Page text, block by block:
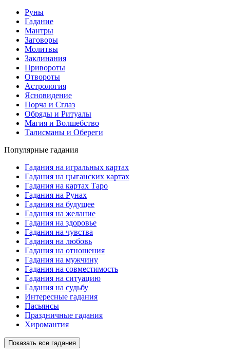
Руны
Гадание
Мантры
Заговоры
Молитвы
Заклинания
Привороты
Отвороты
Астрология
Ясновидение
Порча и Сглаз
Обряды и Ритуалы
Магия и Волшебство
Талисманы и Обереги
Популярные гадания
Гадания на игральных картах
Гадания на цыганских картах
Гадания на картах Таро
Гадания на Рунах
Гадания на будущее
Гадания на желание
Гадания на здоровье
Гадания на чувства
Гадания на любовь
Гадания на отношения
Гадания на мужчину
Гадания на совместимость
Гадания на ситуацию
Гадания на судьбу
Интересные гадания
Пасьянсы
Праздничные гадания
Хиромантия
Показать все гадания